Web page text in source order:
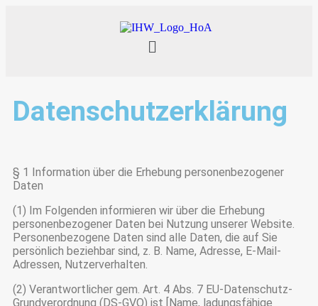
Datenschutzerklärung
§ 1 Information über die Erhebung personenbezogener
Daten
(1) Im Folgenden informieren wir über die Erhebung
personenbezogener Daten bei Nutzung unserer Website.
Personenbezogene Daten sind alle Daten, die auf Sie
persönlich beziehbar sind, z. B. Name, Adresse, E-Mail-
Adressen, Nutzerverhalten.
(2) Verantwortlicher gem. Art. 4 Abs. 7 EU-Datenschutz-
Grundverordnung (DS-GVO) ist [Name, ladungsfähige